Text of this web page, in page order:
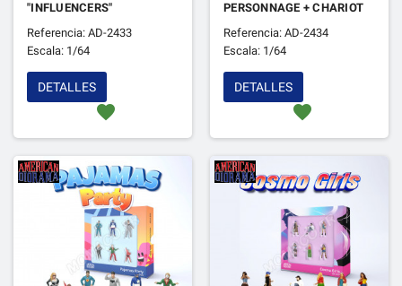
"INFLUENCERS"
Referencia: AD-2433
Escala: 1/64
favorite
DETALLES
PERSONNAGE + CHARIOT
ELEVATEUR "HEAVY
LIFTERS 2"
Referencia: AD-2434
Escala: 1/64
favorite
DETALLES